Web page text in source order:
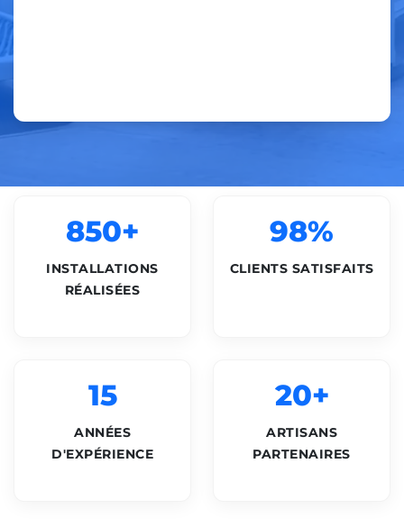
850+
INSTALLATIONS
RÉALISÉES
98%
CLIENTS SATISFAITS
15
ANNÉES
D'EXPÉRIENCE
20+
ARTISANS
PARTENAIRES